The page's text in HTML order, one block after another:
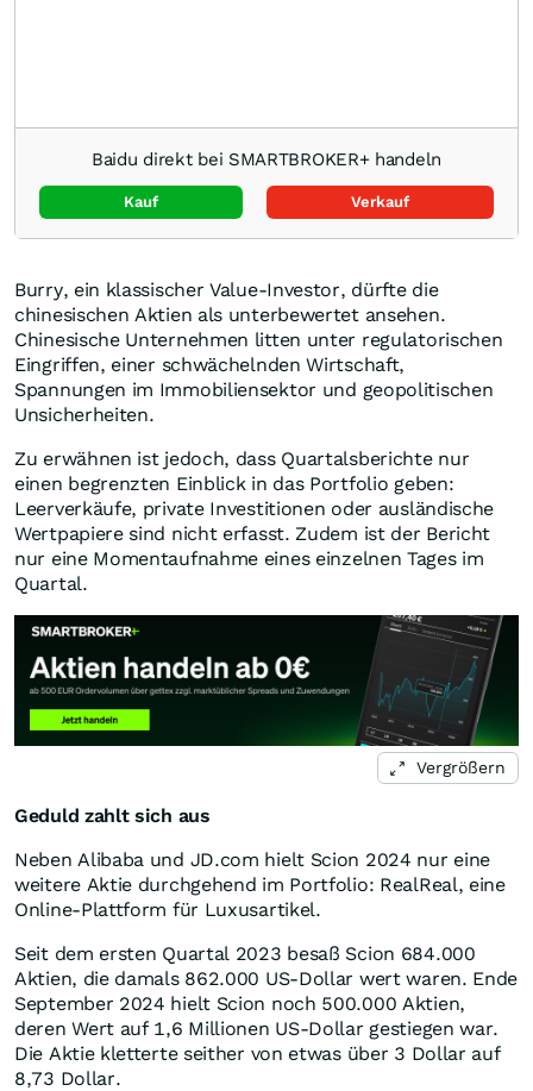
Baidu direkt bei SMARTBROKER+ handeln
Kauf Verkauf
Burry, ein klassischer Value-Investor, dürfte die
chinesischen Aktien als unterbewertet ansehen.
Chinesische Unternehmen litten unter regulatorischen
Eingriffen, einer schwächelnden Wirtschaft,
Spannungen im Immobiliensektor und geopolitischen
Unsicherheiten.
Zu erwähnen ist jedoch, dass Quartalsberichte nur
einen begrenzten Einblick in das Portfolio geben:
Leerverkäufe, private Investitionen oder ausländische
Wertpapiere sind nicht erfasst. Zudem ist der Bericht
nur eine Momentaufnahme eines einzelnen Tages im
Quartal.
Vergrößern
Geduld zahlt sich aus
Neben Alibaba und JD.com hielt Scion 2024 nur eine
weitere Aktie durchgehend im Portfolio: RealReal, eine
Online-Plattform für Luxusartikel.
Seit dem ersten Quartal 2023 besaß Scion 684.000
Aktien, die damals 862.000 US-Dollar wert waren. Ende
September 2024 hielt Scion noch 500.000 Aktien,
deren Wert auf 1,6 Millionen US-Dollar gestiegen war.
Die Aktie kletterte seither von etwas über 3 Dollar auf
8,73 Dollar.